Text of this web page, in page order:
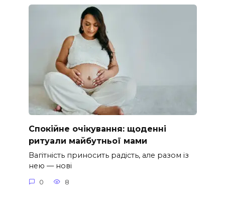
Спокійне очікування: щоденні
ритуали майбутньої мами
Вагітність приносить радість, але разом із
нею — нові
0 8